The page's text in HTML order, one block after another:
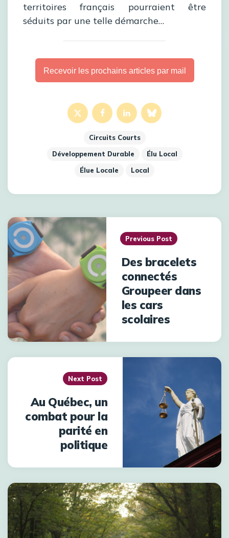
territoires français pourraient être
séduits par une telle démarche…
Recevoir les prochains articles par mail
Circuits Courts
Développement Durable
Élu Local
Élue Locale
Local
Previous Post
Des bracelets
connectés
Groupeer dans
les cars
scolaires
Next Post
Au Québec, un
combat pour la
parité en
politique